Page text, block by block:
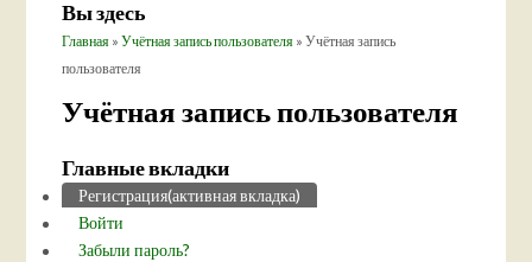
Вы здесь
Главная »Учётная запись пользователя » Учётная запись
пользователя
Учётная запись пользователя
Главные вкладки
Регистрация(активная вкладка)
Войти
Забыли пароль?